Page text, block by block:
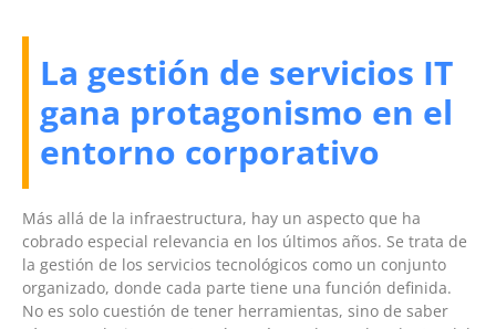
La gestión de servicios IT
gana protagonismo en el
entorno corporativo
Más allá de la infraestructura, hay un aspecto que ha
cobrado especial relevancia en los últimos años. Se trata de
la gestión de los servicios tecnológicos como un conjunto
organizado, donde cada parte tiene una función definida.
No es solo cuestión de tener herramientas, sino de saber